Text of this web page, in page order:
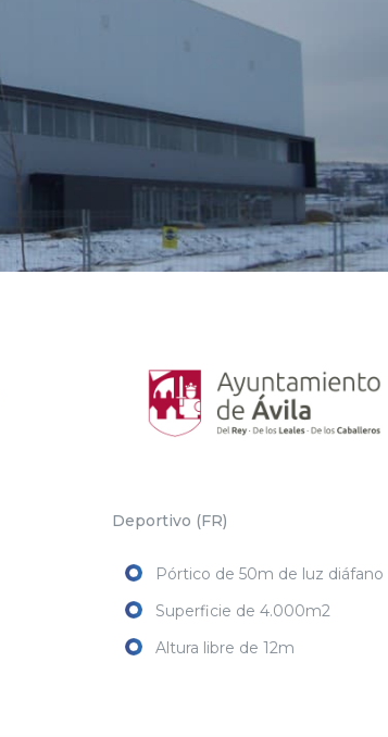
Deportivo (FR)
Pórtico de 50m de luz diáfano
Superficie de 4.000m2
Altura libre de 12m